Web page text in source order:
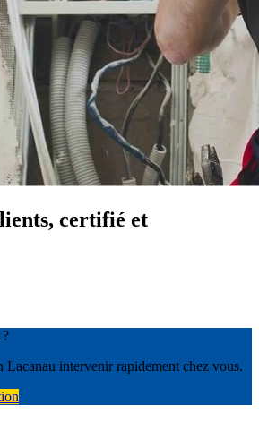
certifié et
intervenir rapidement chez vous.